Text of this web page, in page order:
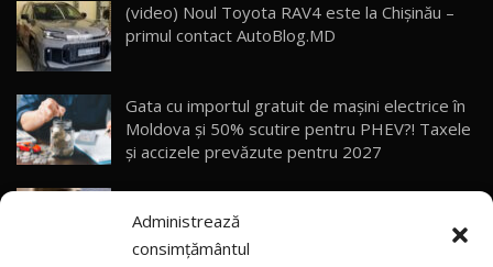
Administrează
consimțământul
29
ZEEKR 9X - PRIMUL TEST DRIVE ÎN ROMÂNĂ!
30
Primele impresii despre BYD Seal U DM-i,
Sealion 7 și Seal 5 DM-i / Test Drive
AutoBlog.MD
10:58
AutoBlog.MD
13:56
(video) Noul Toyota RAV4 este la Chișinău –
primul contact AutoBlog.MD
Gata cu importul gratuit de mașini electrice în
Moldova și 50% scutire pentru PHEV?! Taxele
și accizele prevăzute pentru 2027
Explozie de vânzări externe pentru Geely
Auto! Livrările din 2026 le-au depășit deja pe
cele din tot anul 2025